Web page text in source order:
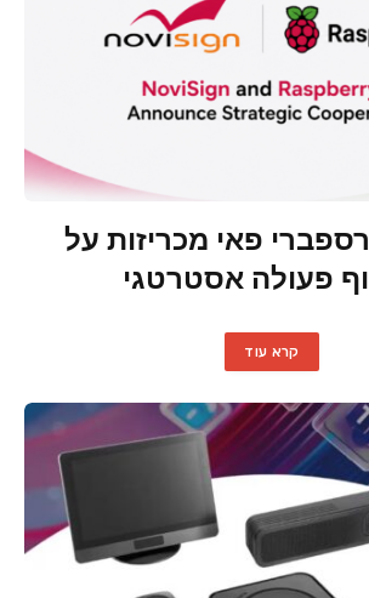
ורספברי פאי מכריזות על
פעולה אסטרטגי
קרא עוד